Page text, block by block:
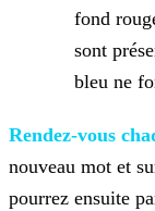
fond
sont
bleu ne
Rendez-vous
nouveau mot et
pourrez ensuite